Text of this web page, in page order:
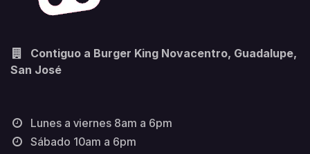
Contiguo a Burger King Novacentro, Guadalupe,
San José
Lunes a viernes 8am a 6pm
Sábado 10am a 6pm